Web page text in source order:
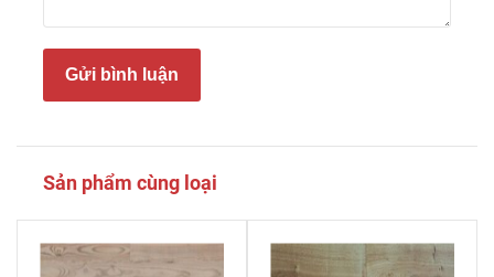
Gửi bình luận
Sản phẩm cùng loại